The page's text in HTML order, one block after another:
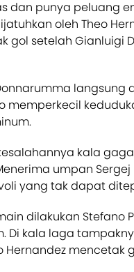
dan punya peluang
oleh Theo
gol setelah Gianluigi
langsung
memperkecil
kala
umpan
yang tak dapat
dilakukan Stefano
Di kala laga
Hernandez mencetak